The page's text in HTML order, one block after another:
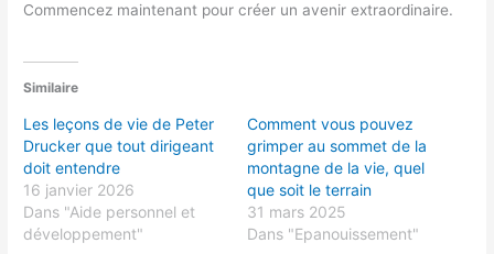
Commencez maintenant pour créer un avenir extraordinaire.
Similaire
Les leçons de vie de Peter
Drucker que tout dirigeant
doit entendre
16 janvier 2026
Dans "Aide personnel et
développement"
Comment vous pouvez
grimper au sommet de la
montagne de la vie, quel
que soit le terrain
31 mars 2025
Dans "Epanouissement"